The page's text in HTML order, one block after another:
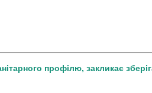
профілю, закликає